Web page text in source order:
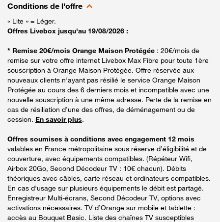
Conditions de l'offre
« Lite » = Léger.
Offres Livebox jusqu'au 19/08/2026 :
* Remise 20€/mois Orange Maison Protégée : 20€/mois de
remise sur votre offre internet Livebox Max Fibre pour toute 1ère
souscription à Orange Maison Protégée. Offre réservée aux
nouveaux clients n’ayant pas résilié le service Orange Maison
Protégée au cours des 6 derniers mois et incompatible avec une
nouvelle souscription à une même adresse. Perte de la remise en
cas de résiliation d’une des offres, de déménagement ou de
cession. En savoir plus.
Offres soumises à conditions avec engagement 12 mois
valables en France métropolitaine sous réserve d’éligibilité et de
couverture, avec équipements compatibles. (Répéteur Wifi,
Airbox 20Go, Second Décodeur TV : 10€ chacun). Débits
théoriques avec câbles, carte réseau et ordinateurs compatibles.
En cas d’usage sur plusieurs équipements le débit est partagé.
Enregistreur Multi-écrans, Second Décodeur TV, options avec
activations nécessaires. TV d’Orange sur mobile et tablette :
accès au Bouquet Basic. Liste des chaînes TV susceptibles